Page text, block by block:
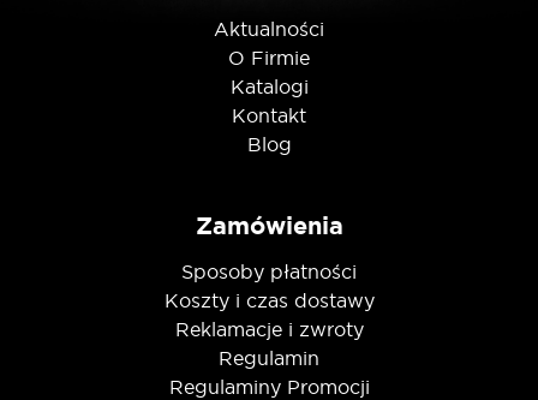
Aktualności
O Firmie
Katalogi
Kontakt
Blog
Zamówienia
Sposoby płatności
Koszty i czas dostawy
Reklamacje i zwroty
Regulamin
Regulaminy Promocji